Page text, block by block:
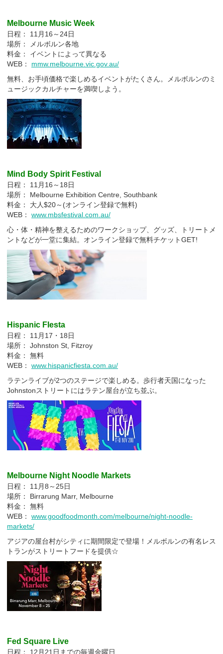
Melbourne Music Week
日程： 11月16～24日
場所： メルボルン各地
料金： イベントによって異なる
WEB： mmw.melbourne.vic.gov.au/
無料、お手頃価格で楽しめるイベントがたくさん。メルボルンのミ
ュージックカルチャーを満喫しよう。
Mind Body Spirit Festival
日程： 11月16～18日
場所： Melbourne Exhibition Centre, Southbank
料金： 大人$20～(オンライン登録で無料)
WEB： www.mbsfestival.com.au/
心・体・精神を整えるためのワークショップ、グッズ、トリートメ
ントなどが一堂に集結。オンライン登録で無料チケットGET!
Hispanic FIesta
日程： 11月17・18日
場所： Johnston St, Fitzroy
料金： 無料
WEB： www.hispanicfiesta.com.au/
ラテンライブが2つのステージで楽しめる。歩行者天国になった
Johnstonストリートにはラテン屋台が立ち並ぶ。
Melbourne Night Noodle Markets
日程： 11月8～25日
場所： Birrarung Marr, Melbourne
料金： 無料
WEB： www.goodfoodmonth.com/melbourne/night-noodle-
markets/
アジアの屋台村がシティに期間限定で登場！メルボルンの有名レス
トランがストリートフードを提供☆
Fed Square Live
日程： 12月21日までの毎週金曜日